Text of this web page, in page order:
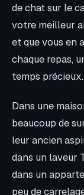
de chat sur le
votre meilleur
et que vous en
chaque repas,
temps précieux.
Dans une
beaucoup de
leur ancien
dans un laveur
dans un
peu de